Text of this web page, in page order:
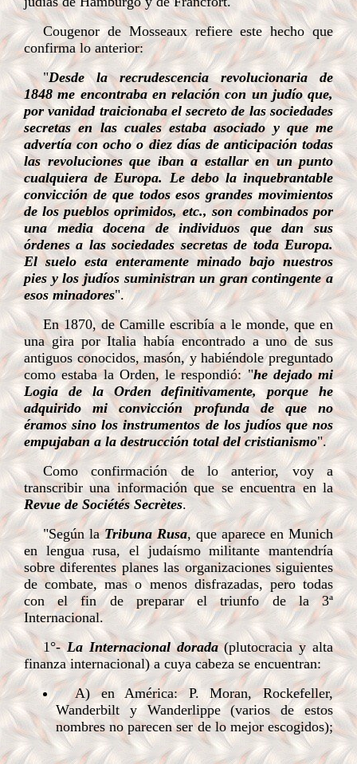
Cougenor de Mosseaux refiere este hecho que
confirma lo anterior:
"Desde la recrudescencia revolucionaria de
1848 me encontraba en relación con un judío que,
por vanidad traicionaba el secreto de las sociedades
secretas en las cuales estaba asociado y que me
advertía con ocho o diez días de anticipación todas
las revoluciones que iban a estallar en un punto
cualquiera de Europa. Le debo la inquebrantable
convicción de que todos esos grandes movimientos
de los pueblos oprimidos, etc., son combinados por
una media docena de individuos que dan sus
órdenes a las sociedades secretas de toda Europa.
El suelo esta enteramente minado bajo nuestros
pies y los judíos suministran un gran contingente a
esos minadores".
En 1870, de Camille escribía a le monde, que en
una gira por Italia había encontrado a uno de sus
antiguos conocidos, masón, y habiéndole preguntado
como estaba la Orden, le respondió: "he dejado mi
Logia de la Orden definitivamente, porque he
adquirido mi convicción profunda de que no
éramos sino los instrumentos de los judíos que nos
empujaban a la destrucción total del cristianismo".
Como confirmación de lo anterior, voy a
transcribir una información que se encuentra en la
Revue de Sociétés Secrètes.
"Según laTribuna Rusa, que aparece en Munich
en lengua rusa, el judaísmo militante mantendría
sobre diferentes planes las organizaciones siguientes
de combate, mas o menos disfrazadas, pero todas
con el fin de preparar el triunfo de la 3ª
Internacional.
1°-La Internacional dorada(plutocracia y alta
finanza internacional) a cuya cabeza se encuentran:
A) en América: P. Moran, Rockefeller,
Wanderbilt y Wanderlippe (varios de estos
nombres no parecen ser de lo mejor escogidos);